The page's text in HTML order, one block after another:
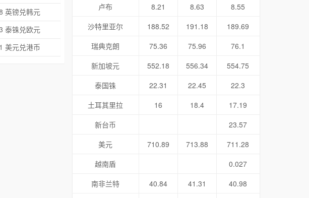
英镑兑韩元
泰铢兑欧元
美元兑港币
卢布
8.21 8.63
8.55
沙特里亚尔
188.52 191.18
189.69
瑞典克朗
75.36 75.96
76.1
新加坡元
552.18 556.34
554.75
泰国铢
22.31 22.45
22.3
土耳其里拉
16 18.4
17.19
新台币
23.57
美元
710.89 713.88
711.28
越南盾
0.027
南非兰特
40.84 41.31 40.98